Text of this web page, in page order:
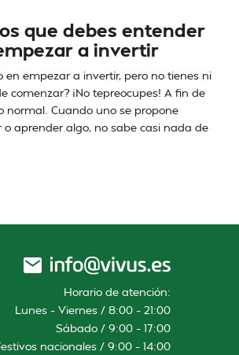
que debes entender
a invertir
en empezar a invertir, pero no tienes ni
comenzar? ¡No tepreocupes! A fin de
normal. Cuando uno se propone
o aprender algo, no sabe casi nada de
Horario de atención:
Lunes – Viernes / 8:00 – 21:00
Sábado / 9:00 – 17:00
nacionales / 9:00 – 14:00